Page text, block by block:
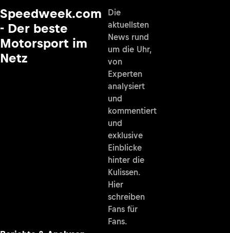
Speedweek.com
- Der beste
Motorsport im
Netz
Die
aktuellsten
News rund
um die Uhr,
von
Experten
analysiert
und
kommentiert
und
exklusive
Einblicke
hinter die
Kulissen.
Hier
schreiben
Fans für
Fans.